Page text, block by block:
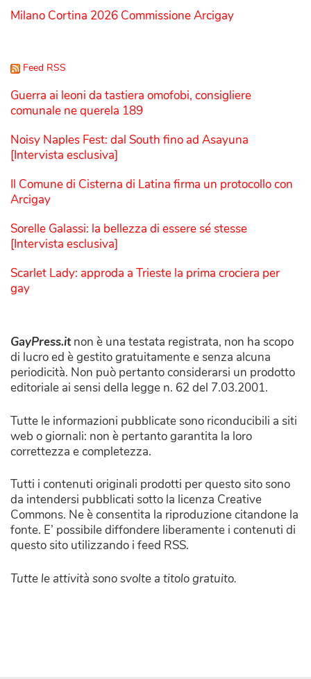
Milano Cortina 2026 Commissione Arcigay
Feed RSS
Guerra ai leoni da tastiera omofobi, consigliere
comunale ne querela 189
Noisy Naples Fest: dal South fino ad Asayuna
[Intervista esclusiva]
Il Comune di Cisterna di Latina firma un protocollo con
Arcigay
Sorelle Galassi: la bellezza di essere sé stesse
[Intervista esclusiva]
Scarlet Lady: approda a Trieste la prima crociera per
gay
GayPress.itnon è una testata registrata, non ha scopo
di lucro ed è gestito gratuitamente e senza alcuna
periodicità. Non può pertanto considerarsi un prodotto
editoriale ai sensi della legge n. 62 del 7.03.2001.
Tutte le informazioni pubblicate sono riconducibili a siti
web o giornali: non è pertanto garantita la loro
correttezza e completezza.
Tutti i contenuti originali prodotti per questo sito sono
da intendersi pubblicati sotto la licenza Creative
Commons. Ne è consentita la riproduzione citandone la
fonte. E’ possibile diffondere liberamente i contenuti di
questo sito utilizzando i feed RSS.
Tutte le attività sono svolte a titolo gratuito.